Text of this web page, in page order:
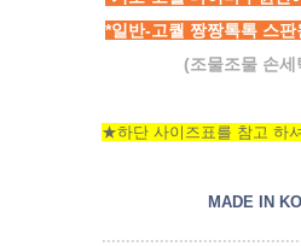
*일반-고퀄 짱짱톡톡 스
(조물조물 손세
★하단 사이즈표를 참고 하
MADE IN